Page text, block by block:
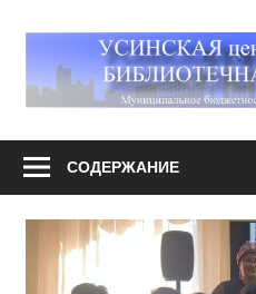
содержимому
централизованная
система
СОДЕРЖАНИЕ